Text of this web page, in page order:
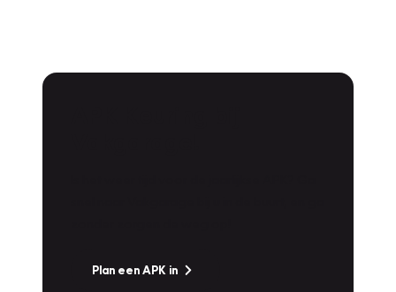
Plan een APK in